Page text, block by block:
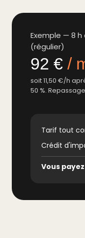
Exemple — 8
(régulier)
92 € /
soit 11,50 €/h
50 %.
Tarif tout
Crédit
Vous payez